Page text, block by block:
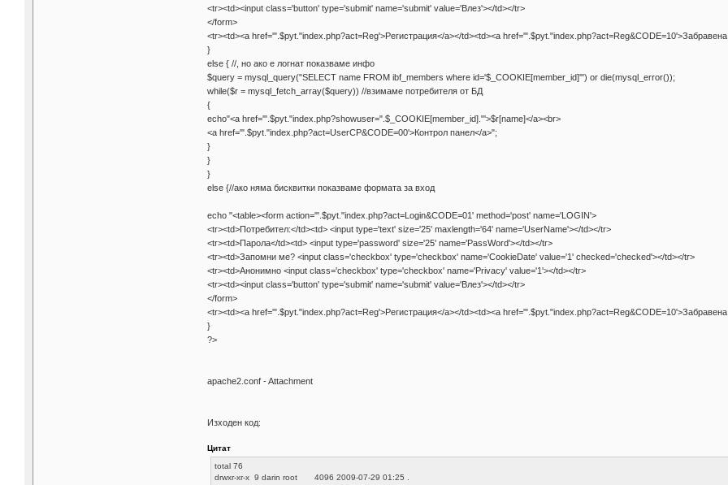
<tr><td><input class='button' type='submit' name='submit' value='Влез'></td></tr>
</form>
<tr><td><a href='".$pyt."index.php?act=Reg'>Регистрация</a></td><td><a
}
else { //, но ако е логнат показваме инфо
$query = mysql_query("SELECT name FROM ibf_members where id='$_COOKIE[member_id]'") or die(mysql_error());
while($r = mysql_fetch_array($query)) //взимаме потребителя от БД
{
echo"<a href='".$pyt."index.php?showuser=".$_COOKIE[member_id]."'>$r[name]</a><br>
<a href='".$pyt."index.php?act=UserCP&CODE=00'>Контрол панел</a>";
}
}
}
else {//ако няма бисквитки показваме формата за вход
echo "<table><form action='".$pyt."index.php?act=Login&CODE=01' method='post' name='LOGIN'>
<tr><td>Потребител:</td><td> <input type='text' size='25' maxlength='64' name='UserName'></td></tr>
<tr><td>Парола</td><td> <input type='password' size='25' name='PassWord'></td></tr>
<tr><td>Запомни ме? <input class='checkbox' type='checkbox' name='CookieDate' value='1' checked='checked'></td></tr>
<tr><td>Анонимно <input class='checkbox' type='checkbox' name='Privacy' value='1'></td></tr>
<tr><td><input class='button' type='submit' name='submit' value='Влез'></td></tr>
</form>
<tr><td><a href='".$pyt."index.php?act=Reg'>Регистрация</a></td><td><a
}
?>
apache2.conf - Attachment
Изходен код:
Цитат
total 76
drwxr-xr-x 9 darin root 4096 2009-07-29 01:25 .